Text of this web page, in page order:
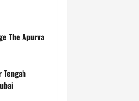
The Apurva
Tengah